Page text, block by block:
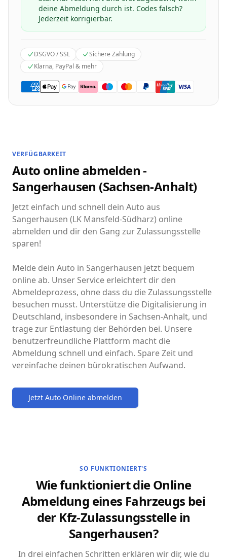
deine Abmeldung durch ist. Codes falsch?
Jederzeit korrigierbar.
DSGVO / SSL
Sichere Zahlung
Klarna, PayPal & mehr
VERFÜGBARKEIT
Auto online abmelden -
Sangerhausen (Sachsen-Anhalt)
Jetzt einfach und schnell dein Auto aus
Sangerhausen (LK Mansfeld-Südharz) online
abmelden und dir den Gang zur Zulassungsstelle
sparen!
Melde dein Auto in Sangerhausen jetzt bequem
online ab. Unser Service erleichtert dir den
Abmeldeprozess, ohne dass du die Zulassungsstelle
besuchen musst. Unterstütze die Digitalisierung in
Deutschland, insbesondere in Sachsen-Anhalt, und
trage zur Entlastung der Behörden bei. Unsere
benutzerfreundliche Plattform macht die
Abmeldung schnell und einfach. Spare Zeit und
vereinfache deinen bürokratischen Aufwand.
Jetzt Auto Online abmelden
SO FUNKTIONIERT'S
Wie funktioniert die Online
Abmeldung eines Fahrzeugs bei
der Kfz-Zulassungsstelle in
Sangerhausen?
In drei einfachen Schritten erklären wir dir, wie du